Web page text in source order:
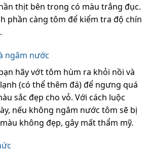
thịt bên trong có màu trắng đục.
phần càng tôm để kiểm tra độ chín
ngâm nước
hãy vớt tôm hùm ra khỏi nồi và
(có thể thêm đá) để ngưng quá
sắc đẹp cho vỏ. Với cách luộc
nếu không ngâm nước tôm sẽ bị
không đẹp, gây mất thẩm mỹ.